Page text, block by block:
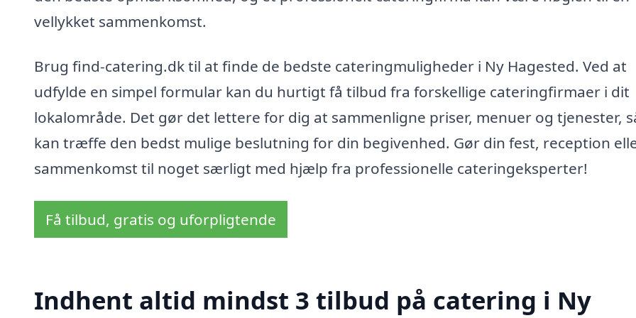
vellykket sammenkomst.
Brug find-catering.dk til at finde de bedste cateringmuligheder i Ny Hagested. Ved at
udfylde en simpel formular kan du hurtigt få tilbud fra forskellige cateringfirmaer i dit
lokalområde. Det gør det lettere for dig at sammenligne priser, menuer og tjenester,
kan træffe den bedst mulige beslutning for din begivenhed. Gør din fest, reception
sammenkomst til noget særligt med hjælp fra professionelle cateringeksperter!
Få tilbud, gratis og uforpligtende
Indhent altid mindst 3 tilbud på catering i Ny